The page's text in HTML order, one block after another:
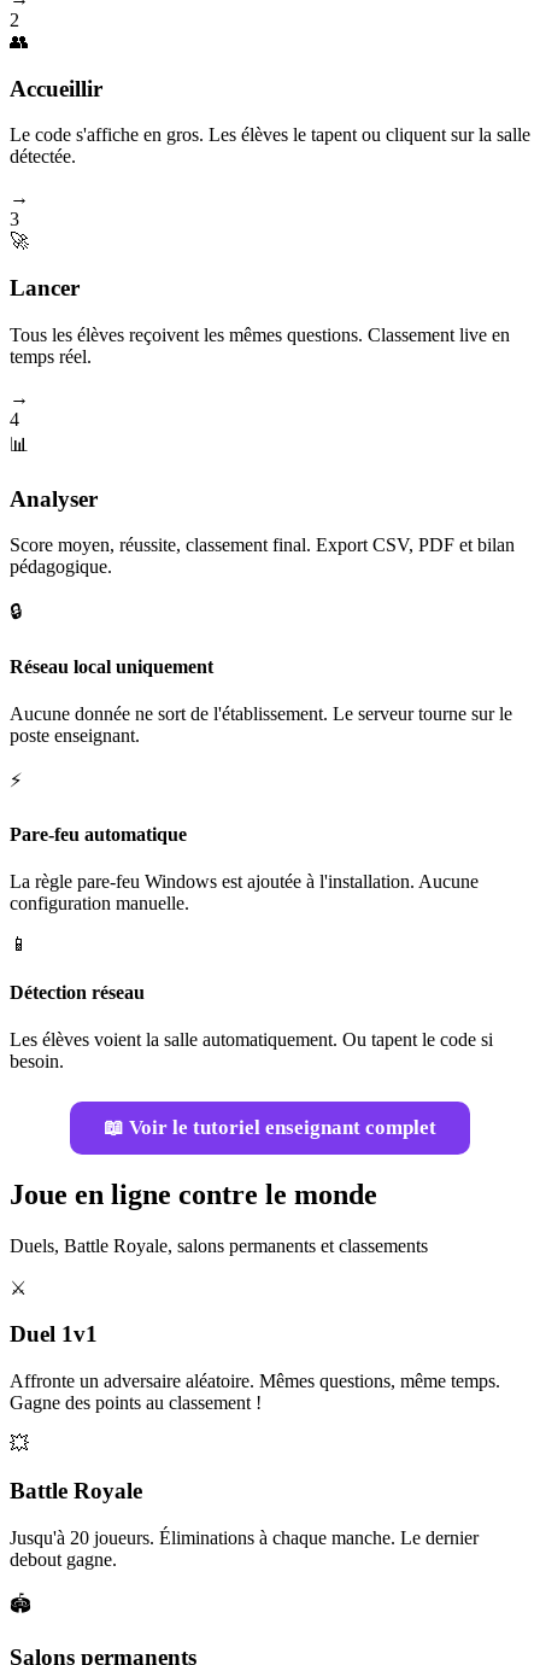
2
👥
Accueillir
Le code s'affiche en gros. Les élèves le tapent ou cliquent sur la salle
détectée.
→
3
🚀
Lancer
Tous les élèves reçoivent les mêmes questions. Classement live en
temps réel.
→
4
📊
Analyser
Score moyen, réussite, classement final. Export CSV, PDF et bilan
pédagogique.
🔒
Réseau local uniquement
Aucune donnée ne sort de l'établissement. Le serveur tourne sur le
poste enseignant.
⚡
Pare-feu automatique
La règle pare-feu Windows est ajoutée à l'installation. Aucune
configuration manuelle.
📱
Détection réseau
Les élèves voient la salle automatiquement. Ou tapent le code si
besoin.
📖 Voir le tutoriel enseignant complet
Joue en ligne contre le monde
Duels, Battle Royale, salons permanents et classements
⚔️
Duel 1v1
Affronte un adversaire aléatoire. Mêmes questions, même temps.
Gagne des points au classement !
💥
Battle Royale
Jusqu'à 20 joueurs. Éliminations à chaque manche. Le dernier
debout gagne.
🏟️
Salons permanents